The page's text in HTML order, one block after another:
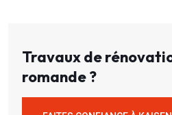
Travaux de
romande ?